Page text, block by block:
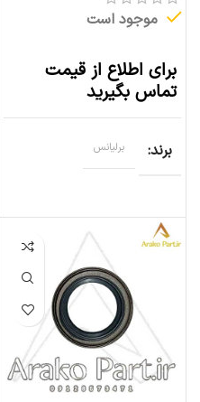
موجود است
برای اطلاع از قیمت
تماس بگیرید
برند برلیانس